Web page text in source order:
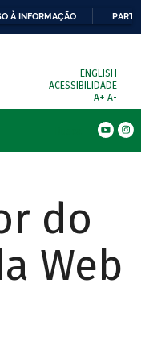
À INFORMAÇÃO
ENGLISH
ACESSIBILIDADE
A+ A-
do
Web